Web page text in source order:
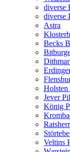
diverse
diverse
Astra
Becks
Holsten
Jever
König
Veltins